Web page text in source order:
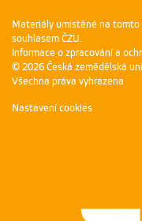
Materiály umístěné na tomto
souhlasem ČZU.
Informace o zpracování a
© 2026 Česká zemědělská
Všechna práva vyhrazena
Nastavení cookies